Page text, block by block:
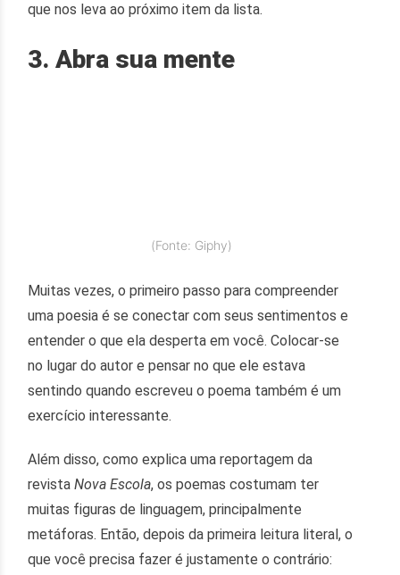
que nos leva ao próximo item da lista.
3. Abra sua mente
(Fonte: Giphy)
Muitas vezes, o primeiro passo para compreender
uma poesia é se conectar com seus sentimentos e
entender o que ela desperta em você. Colocar-se
no lugar do autor e pensar no que ele estava
sentindo quando escreveu o poema também é um
exercício interessante.
Além disso, como explica uma reportagem da
revistaNova Escola, os poemas costumam ter
muitas figuras de linguagem, principalmente
metáforas. Então, depois da primeira leitura literal, o
que você precisa fazer é justamente o contrário: